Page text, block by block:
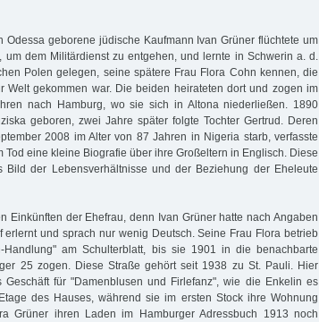
Odessa geborene jüdische Kaufmann Ivan Grüner flüchtete um
um dem Militärdienst zu entgehen, und lernte in Schwerin a. d.
Polen gelegen, seine spätere Frau Flora Cohn kennen, die
Welt gekommen war. Die beiden heirateten dort und zogen im
nach Hamburg, wo sie sich in Altona niederließen. 1890
geboren, zwei Jahre später folgte Tochter Gertrud. Deren
2008 im Alter von 87 Jahren in Nigeria starb, verfasste
Tod eine kleine Biografie über ihre Großeltern in Englisch. Diese
Bild der Lebensverhältnisse und der Beziehung der Eheleute
Einkünften der Ehefrau, denn Ivan Grüner hatte nach Angaben
erlernt und sprach nur wenig Deutsch. Seine Frau Flora betrieb
Handlung" am Schulterblatt, bis sie 1901 in die benachbarte
25 zogen. Diese Straße gehört seit 1938 zu St. Pauli. Hier
für "Damenblusen und Firlefanz", wie die Enkelin es
des Hauses, während sie im ersten Stock ihre Wohnung
Grüner ihren Laden im Hamburger Adressbuch 1913 noch